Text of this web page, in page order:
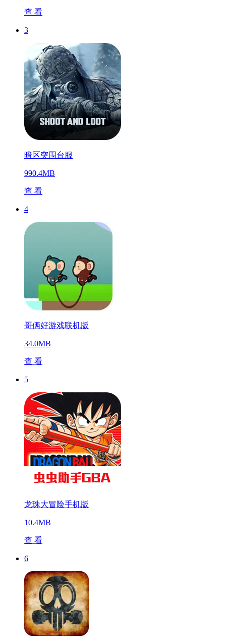
查 看
3
暗区突围台服
990.4MB
查 看
4
哥俩好游戏联机版
34.0MB
查 看
5
龙珠大冒险手机版
10.4MB
查 看
6